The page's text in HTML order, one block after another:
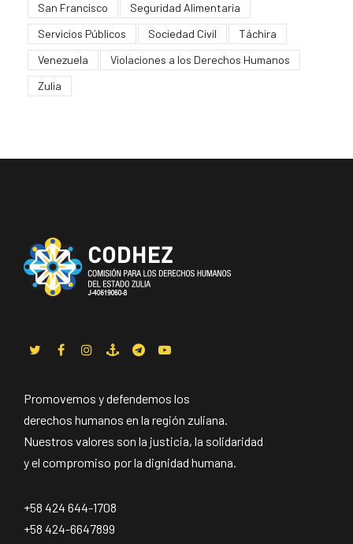
San Francisco
Seguridad Alimentaria
Servicios Públicos
Sociedad Civil
Táchira
Venezuela
Violaciones a los Derechos Humanos
Zulia
Promovemos y defendemos los
derechos humanos en la región zuliana.
Nuestros valores son la justicia, la solidaridad
y el compromiso por la dignidad humana.
+58 424 644-1708
+58 424-6647899